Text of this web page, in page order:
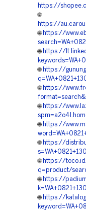
https://
🌐
https://
🌐 https://
🌐 https://
🌐 https://
🌐 https://
🌐 https://
🌐 https://
🌐 https://
🌐 https://
q=product/
🌐 https://
🌐 https://